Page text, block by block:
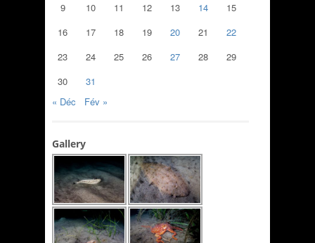
9
10 11 12 13 14
15
16
17 18 19 20 21
22
23
24 25 26 27 28
29
30
31
« Déc
Fév »
Gallery